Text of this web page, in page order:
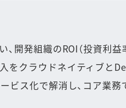
発組織のROI（投資利益
クラウドネイティブと
ビス化で解消し、コア業